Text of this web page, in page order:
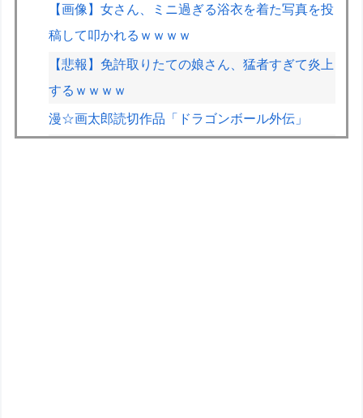
【画像】女さん、ミニ過ぎる浴衣を着た写真を投
稿して叩かれるｗｗｗｗ
【悲報】免許取りたての娘さん、猛者すぎて炎上
するｗｗｗｗ
漫☆画太郎読切作品「ドラゴンボール外伝」